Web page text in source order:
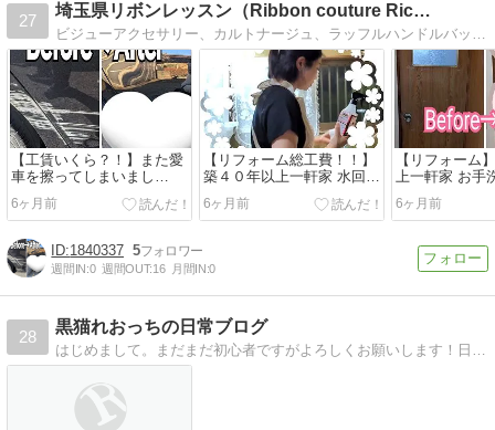
27
埼玉県リボンレッスン（Ribbon couture Ric…
ビジューアクセサリー、カルトナージュ、ラッフルハンドルバッグ、フリリーバッグ、リボンレッスンを開催予定です(*^^*)
【工賃いくら？！】また愛
車を擦ってしまいまし
た・・・(´；ω；
`)Volkswagen
6ヶ月前
【リフォーム総工費！！】
築４０年以上一軒家 水回
り・フローリング・壁など
【費用】
6ヶ月前
【リフォーム
上一軒家 お手
ォーム【ビフ
ー】
6ヶ月前
1840337 5
週間IN:0 週間OUT:16 月間IN:0
28
黒猫れおっちの日常ブログ
はじめまして。まだまだ初心者ですがよろしくお願いします！日常についてつぶやきます毎日更新してます！ まとめ記事や、おもしろい雑学も紹介してます！